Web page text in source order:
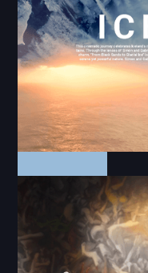
Video
ICELAND